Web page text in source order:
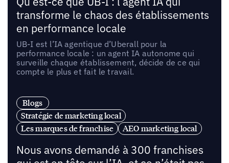
transforme le chaos des établissements
en performance locale
UB-I est l’IA agentique d’Uberall pour la
performance locale : un agent IA autonome qui
surveille chaque établissement, décide de ce qui
compte le plus et fait le travail.
Blogs
Stratégie de marketing local
Les marques de franchise
AEO marketing local
Nous avons demandé à 300 franchises